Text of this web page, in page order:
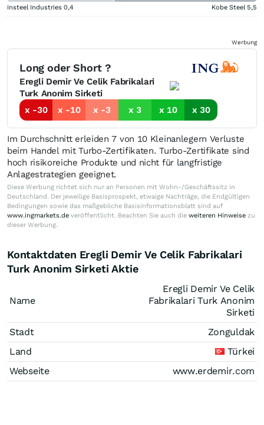
Insteel Industries 0,4 Kobe Steel 5,5
Werbung
Long oder Short ?
Eregli Demir Ve Celik Fabrikalari
Turk Anonim Sirketi
x -30
x -10 x -3 x 3 x 10 x 30
Im Durchschnitt erleiden 7 von 10 Kleinanlegern Verluste
beim Handel mit Turbo-Zertifikaten. Turbo-Zertifikate sind
hoch risikoreiche Produkte und nicht für langfristige
Anlagestrategien geeignet.
Diese Werbung richtet sich nur an Personen mit Wohn-/Geschäftssitz in
Deutschland. Der jeweilige Basisprospekt, etwaige Nachträge, die Endgültigen
Bedingungen sowie das maßgebliche Basisinformationsblatt sind auf
www.ingmarkets.de veröffentlicht. Beachten Sie auch die weiteren Hinweise zu
dieser Werbung.
Kontaktdaten Eregli Demir Ve Celik Fabrikalari
Turk Anonim Sirketi Aktie
Name
Eregli Demir Ve Celik
Fabrikalari Turk Anonim
Sirketi
Stadt
Zonguldak
Land
Türkei
Webseite
www.erdemir.com